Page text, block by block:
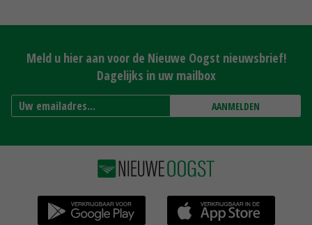
Meld u hier aan voor de Nieuwe Oogst nieuwsbrief!
Dagelijks in uw mailbox
AANMELDEN